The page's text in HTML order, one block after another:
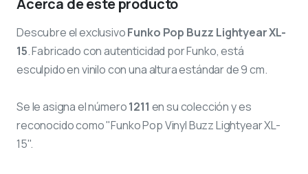
Descubre el exclusivoFunko Pop Buzz Lightyear XL-
15. Fabricado con autenticidad por Funko, está
esculpido en vinilo con una altura estándar de 9 cm.
Se le asigna el número1211 en su colección y es
reconocido como "Funko Pop Vinyl Buzz Lightyear XL-
15".